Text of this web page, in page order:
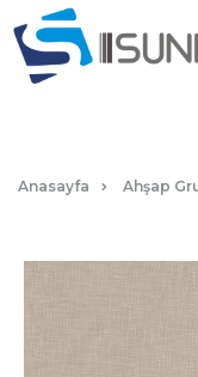
Anasayfa Ahşap